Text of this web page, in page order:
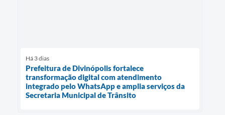
Há 3 dias
Prefeitura de Divinópolis fortalece
transformação digital com atendimento
integrado pelo WhatsApp e amplia serviços da
Secretaria Municipal de Trânsito